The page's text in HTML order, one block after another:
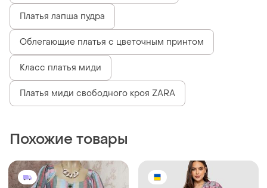
Платья лапша пудра
Облегающие платья с цветочным принтом
Класс платья миди
Платья миди свободного кроя ZARA
Похожие товары